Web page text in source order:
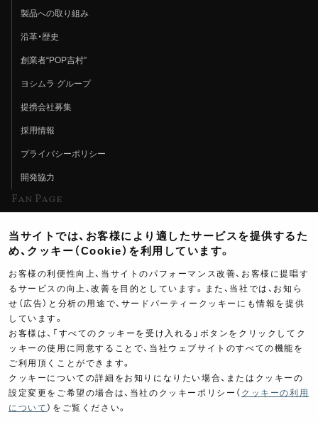
製品への取り組み
沿革・歴史
創業者“POP吉村”
ヨシムラ グループ
提携会社募集
採用情報
プライバシーポリシー
開発協力
Fan Page
ヨシムラTV
イベント情報
イベントスケジュール
ツーリングブレイクタイム
製品ポスター
当サイトでは、お客様により適したサービスを提供するた
め、クッキー（Cookie）を利用しています。
お客様の利便性向上、当サイトのパフォーマンス改善、お客様に提唱す
るサービスの向上、改善を目的としています。また、当社では、お知ら
せ（広告）と分析の用途で、サードパーティークッキーにも情報を提供
しています。
お客様は、「すべてのクッキーを受け入れる」ボタンをクリックしてク
ッキーの使用に同意することで、当社ウェブサイトのすべての機能を
ご利用頂くことができます。
クッキーについての詳細をお知りになりたい場合、またはクッキーの
設定変更をご希望の場合は、当社のクッキーポリシー（ クッキーの利用
について ）をご覧ください。